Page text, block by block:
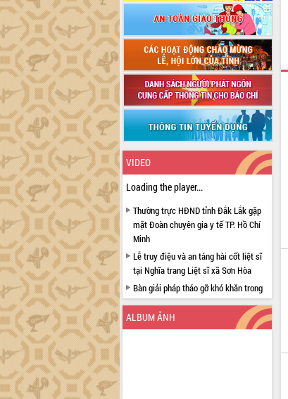
VIDEO
Loading the player...
Thường trực HĐND tỉnh Đắk Lắk gặp
mặt Đoàn chuyên gia y tế TP. Hồ Chí
Minh
Lễ truy điệu và an táng hài cốt liệt sĩ
tại Nghĩa trang Liệt sĩ xã Sơn Hòa
Bàn giải pháp tháo gỡ khó khăn trong
xuất khẩu sầu riêng và triển khai quy
định EUDR
Thứ trưởng Bộ Nông nghiệp và Môi
ALBUM ẢNH